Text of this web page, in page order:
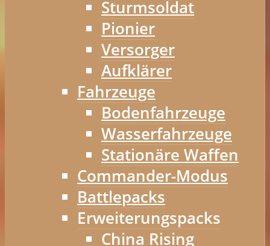
Sturmsoldat
Pionier
Versorger
Aufklärer
Fahrzeuge
Bodenfahrzeuge
Wasserfahrzeuge
Stationäre Waffen
Commander-Modus
Battlepacks
Erweiterungspacks
China Rising